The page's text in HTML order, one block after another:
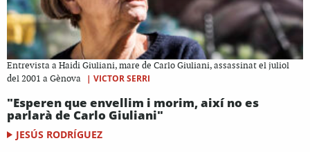
Entrevista a Haidi Giuliani, mare de Carlo Giuliani, assassinat el juliol
del 2001 a Gènova
| VICTOR SERRI
"Esperen que envellim i morim, així no es
parlarà de Carlo Giuliani"
JESÚS RODRÍGUEZ